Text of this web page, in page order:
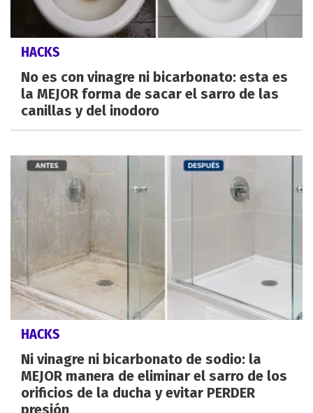
HACKS
No es con vinagre ni bicarbonato: esta es
la MEJOR forma de sacar el sarro de las
canillas y del inodoro
HACKS
Ni vinagre ni bicarbonato de sodio: la
MEJOR manera de eliminar el sarro de los
orificios de la ducha y evitar PERDER
presión